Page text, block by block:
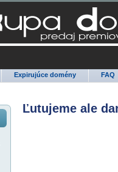
Expirujúce domény FAQ
Ľutujeme ale